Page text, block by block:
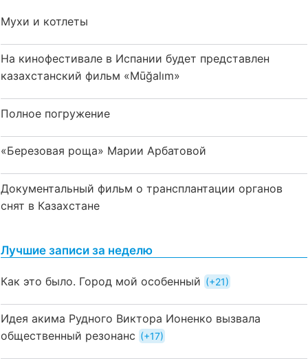
Мухи и котлеты
На кинофестивале в Испании будет представлен
казахстанский фильм «Mūğalım»
Полное погружение
«Березовая роща» Марии Арбатовой
Документальный фильм о трансплантации органов
снят в Казахстане
Лучшие записи за неделю
Как это было. Город мой особенный +21
Идея акима Рудного Виктора Ионенко вызвала
общественный резонанс
+17